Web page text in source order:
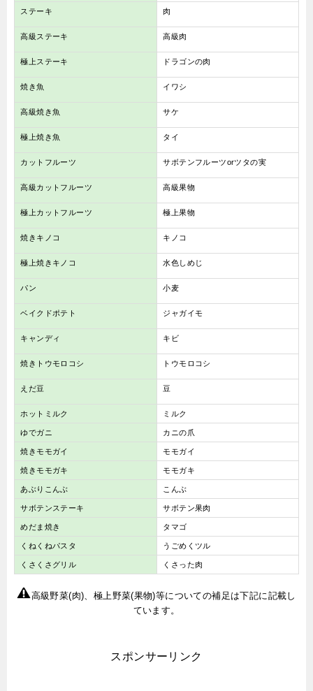
ステーキ 肉
高級ステーキ 高級肉
極上ステーキ ドラゴンの肉
焼き魚 イワシ
高級焼き魚 サケ
極上焼き魚 タイ
カットフルーツ サボテンフルーツorツタの実
高級カットフルーツ 高級果物
極上カットフルーツ 極上果物
焼きキノコ キノコ
極上焼きキノコ 水色しめじ
パン 小麦
ベイクドポテト ジャガイモ
キャンディ キビ
焼きトウモロコシ トウモロコシ
えだ豆 豆
ホットミルク ミルク
ゆでガニ カニの爪
焼きモモガイ モモガイ
焼きモモガキ モモガキ
あぶりこんぶ こんぶ
サボテンステーキ サボテン果肉
めだま焼き タマゴ
くねくねパスタ うごめくツル
くさくさグリル くさった肉
高級野菜(肉)、極上野菜(果物)等についての補足は下記に記載し
ています。
スポンサーリンク